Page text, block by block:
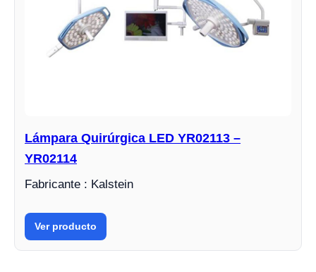
Lámpara Quirúrgica LED YR02113 –
YR02114
Fabricante : Kalstein
Ver producto